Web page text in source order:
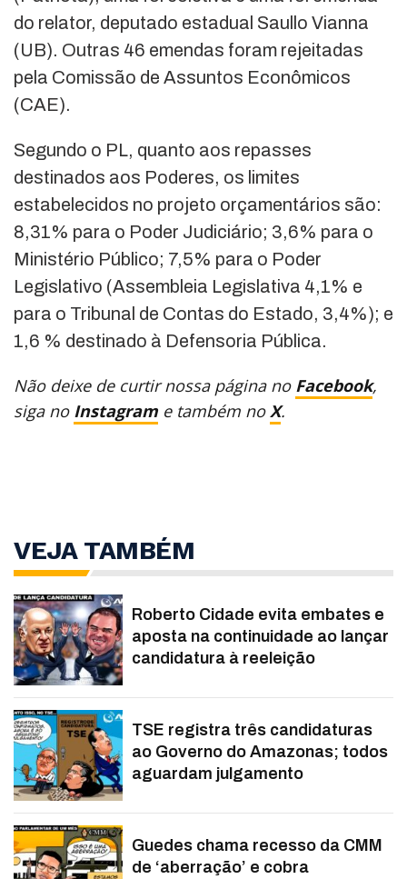
do relator, deputado estadual Saullo Vianna
(UB). Outras 46 emendas foram rejeitadas
pela Comissão de Assuntos Econômicos
(CAE).
Segundo o PL, quanto aos repasses
destinados aos Poderes, os limites
estabelecidos no projeto orçamentários são:
8,31% para o Poder Judiciário; 3,6% para o
Ministério Público; 7,5% para o Poder
Legislativo (Assembleia Legislativa 4,1% e
para o Tribunal de Contas do Estado, 3,4%); e
1,6 % destinado à Defensoria Pública.
Não deixe de curtir nossa página no Facebook,
siga no Instagram e também noX.
VEJA TAMBÉM
Roberto Cidade evita embates e
aposta na continuidade ao lançar
candidatura à reeleição
TSE registra três candidaturas
ao Governo do Amazonas; todos
aguardam julgamento
Guedes chama recesso da CMM
de ‘aberração’ e cobra